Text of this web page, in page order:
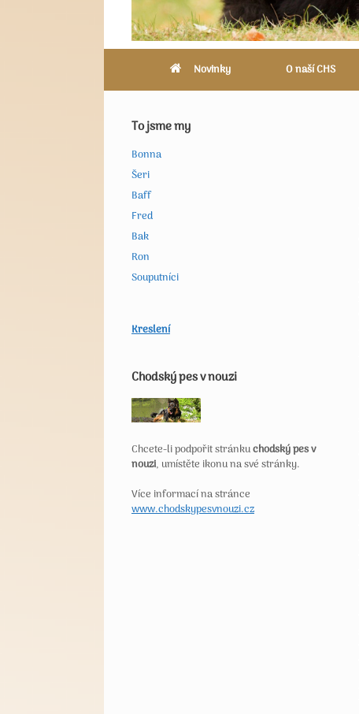
Novinky O naší CHS
To jsme my
Bonna
Šeri
Baff
Fred
Bak
Ron
Souputníci
Kreslení
Chodský pes v nouzi
Chcete-li podpořit stránkuchodský pes v
nouzi, umístěte ikonu na své stránky.
Více informací na stránce
www.chodskypesvnouzi.cz